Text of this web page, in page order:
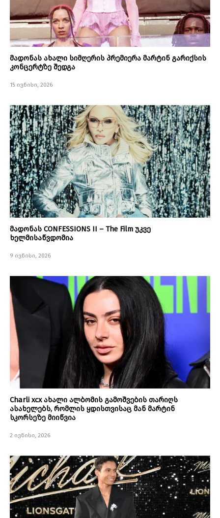
მადონას ახალი სიმღერის პრემიერა მარტინ გარიქსის
კონცერტზე შედგა
15 ივნისი, 2026
მადონას CONFESSIONS II – The Film უკვე
ხელმისაწვდომია
9 ივნისი, 2026
Charli xcx ახალი ალბომის გამოშვების თარიღს
ასახელებს, რომლის ყდისთვისაც მან მარტინ
სკორსეზე მიიწვია
2 ივნისი, 2026